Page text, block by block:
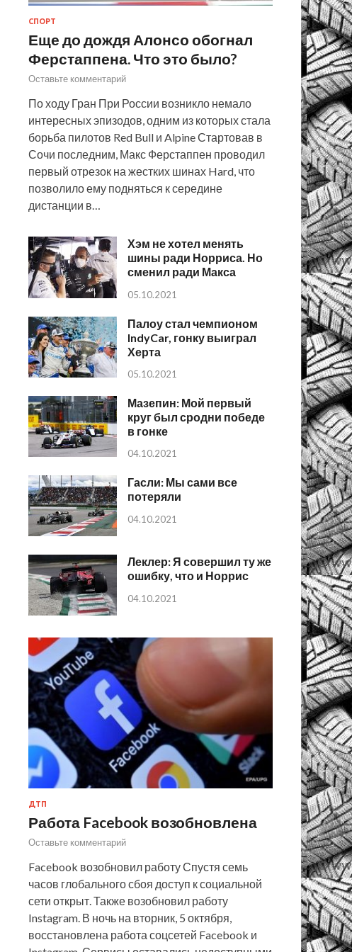
СПОРТ
Еще до дождя Алонсо обогнал
Ферстаппена. Что это было?
Оставьте комментарий
По ходу Гран При России возникло немало
интересных эпизодов, одним из которых стала
борьба пилотов Red Bull и Alpine Стартовав в
Сочи последним, Макс Ферстаппен проводил
первый отрезок на жестких шинах Hard, что
позволило ему подняться к середине
дистанции в…
Хэм не хотел менять
шины ради Норриса. Но
сменил ради Макса
05.10.2021
Палоу стал чемпионом
IndyCar, гонку выиграл
Херта
05.10.2021
Мазепин: Мой первый
круг был сродни победе
в гонке
04.10.2021
Гасли: Мы сами все
потеряли
04.10.2021
Леклер: Я совершил ту же
ошибку, что и Норрис
04.10.2021
ДТП
Работа Facebook возобновлена
Оставьте комментарий
Facebook возобновил работу Спустя семь
часов глобального сбоя доступ к социальной
сети открыт. Также возобновил работу
Instagram. В ночь на вторник, 5 октября,
восстановлена работа соцсетей Facebook и